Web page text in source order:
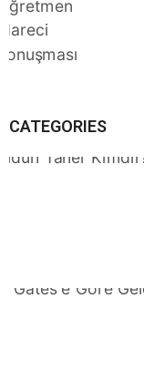
CATEGORIES